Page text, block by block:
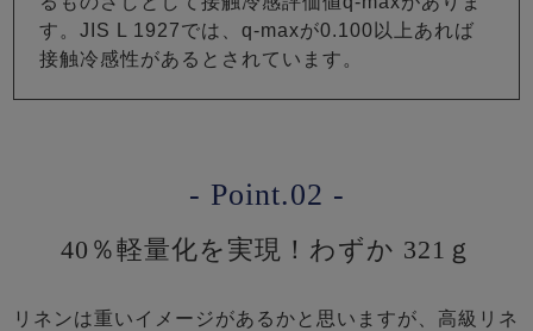
す。JIS L 1927では、q-maxが0.100以上あれば
接触冷感性があるとされています。
- Point.02 -
40％軽量化を実現！わずか 321ｇ
リネンは重いイメージがあるかと思いますが、高級リネ